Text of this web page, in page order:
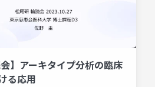
会】アーキタイプ分析の臨床
る応用